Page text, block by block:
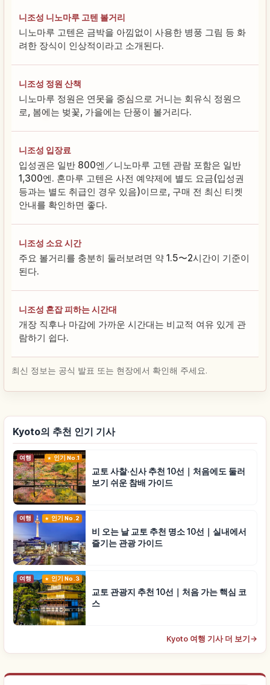
니조성 니노마루 고텐 볼거리
니노마루 고텐은 금박을 아낌없이 사용한 병풍 그림 등 화
려한 장식이 인상적이라고 소개된다.
니조성 정원 산책
니노마루 정원은 연못을 중심으로 거니는 회유식 정원으
로, 봄에는 벚꽃, 가을에는 단풍이 볼거리다.
니조성 입장료
입성권은 일반 800엔／니노마루 고텐 관람 포함은 일반
1,300엔. 혼마루 고텐은 사전 예약제에 별도 요금(입성권
등과는 별도 취급인 경우 있음)이므로, 구매 전 최신 티켓
안내를 확인하면 좋다.
니조성 소요 시간
주요 볼거리를 충분히 둘러보려면 약 1.5〜2시간이 기준이
된다.
니조성 혼잡 피하는 시간대
개장 직후나 마감에 가까운 시간대는 비교적 여유 있게 관
람하기 쉽다.
최신 정보는 공식 발표 또는 현장에서 확인해 주세요.
Kyoto의 추천 인기 기사
여행 인기 No.1
교토 사찰·신사 추천 10선｜처음에도 둘러
보기 쉬운 참배 가이드
여행 인기 No.2
비 오는 날 교토 추천 명소 10선｜실내에서
즐기는 관광 가이드
여행 인기 No.3
교토 관광지 추천 10선｜처음 가는 핵심 코
스
Kyoto 여행 기사 더 보기 →